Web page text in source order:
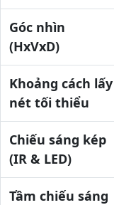
Góc nhìn
(HxVxD)
Khoảng cách lấy
nét tối thiểu
Chiếu sáng kép
(IR & LED)
Tầm chiếu sáng